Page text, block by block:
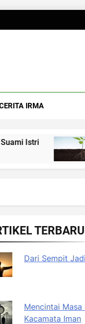
IRMA
3
TERBARU
Dari Sempit
Mencintai
Kacamata Iman